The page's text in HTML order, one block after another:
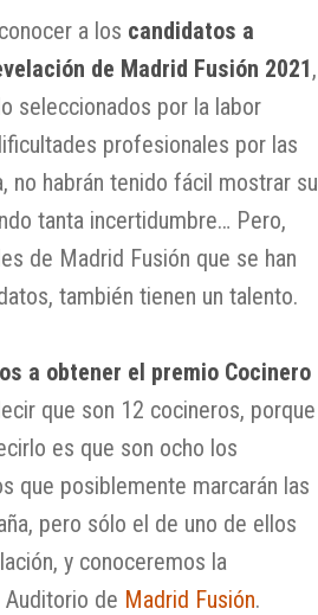
a los candidatos a
de Madrid Fusión 2021,
seleccionados por la labor
profesionales por las
no habrán tenido fácil mostrar su
tanta incertidumbre… Pero,
de Madrid Fusión que se han
también tienen un talento.
a obtener el premio Cocinero
que son 12 cocineros, porque
es que son ocho los
que posiblemente marcarán las
pero sólo el de uno de ellos
y conoceremos la
de Madrid Fusión.